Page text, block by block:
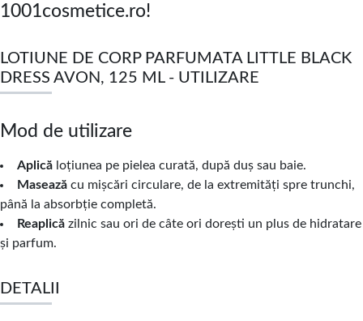
1001cosmetice.ro!
LOTIUNE DE CORP PARFUMATA LITTLE BLACK
DRESS AVON, 125 ML - UTILIZARE
Mod de utilizare
Aplică loțiunea pe pielea curată, după duș sau baie.
Masează cu mișcări circulare, de la extremități spre trunchi,
până la absorbție completă.
Reaplică zilnic sau ori de câte ori dorești un plus de hidratare
și parfum.
DETALII